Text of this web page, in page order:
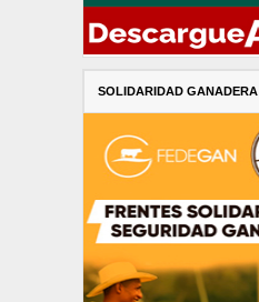
SOLIDARIDAD GANADERA